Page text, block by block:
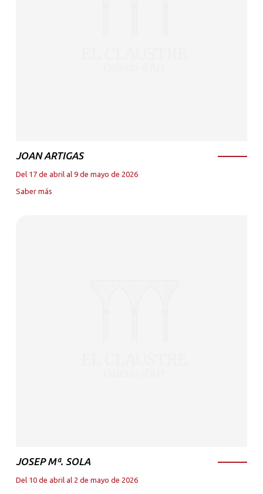
JOAN ARTIGAS
Del 17 de abril al 9 de mayo de 2026
Saber más
JOSEP Mª. SOLA
Del 10 de abril al 2 de mayo de 2026